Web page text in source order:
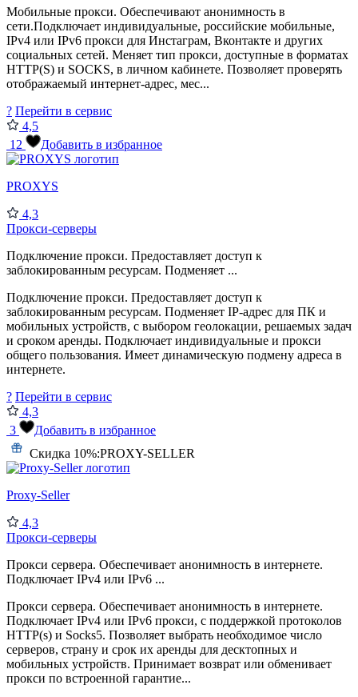
Мобильные прокси. Обеспечивают анонимность в
сети.Подключает индивидуальные, российские мобильные,
IPv4 или IPv6 прокси для Инстаграм, Вконтакте и других
социальных сетей. Меняет тип прокси, доступные в форматах
HTTP(S) и SOCKS, в личном кабинете. Позволяет проверять
отображаемый интернет-адрес, мес...
? Перейти в сервис
4,5
12
Добавить в избранное
PROXYS
4,3
Прокси-серверы
Подключение прокси. Предоставляет доступ к
заблокированным ресурсам. Подменяет ...
Подключение прокси. Предоставляет доступ к
заблокированным ресурсам. Подменяет IP-адрес для ПК и
мобильных устройств, с выбором геолокации, решаемых задач
и сроком аренды. Подключает индивидуальные и прокси
общего пользования. Имеет динамическую подмену адреса в
интернете.
? Перейти в сервис
4,3
3
Добавить в избранное
Скидка 10%:PROXY-SELLER
Proxy-Seller
4,3
Прокси-серверы
Прокси сервера. Обеспечивает анонимность в интернете.
Подключает IPv4 или IPv6 ...
Прокси сервера. Обеспечивает анонимность в интернете.
Подключает IPv4 или IPv6 прокси, с поддержкой протоколов
HTTP(s) и Socks5. Позволяет выбрать необходимое число
серверов, страну и срок их аренды для десктопных и
мобильных устройств. Принимает возврат или обменивает
прокси по встроенной гарантие...